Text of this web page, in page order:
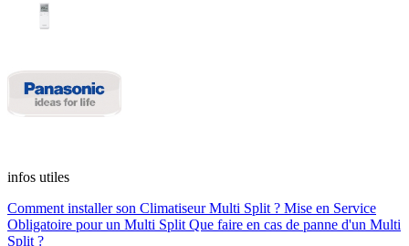
infos utiles
Comment installer son Climatiseur Multi Split ? Mise en Service
Obligatoire pour un Multi Split Que faire en cas de panne d'un Multi
Split ?